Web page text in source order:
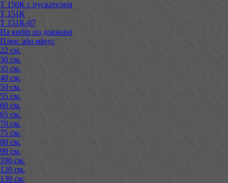
Т 150К с пускателем
Т 151К
Т 151К-07
На вибір по довжині
Плюс або мінус
22 см.
30 см.
35 см.
40 см.
50 см.
55 см.
60 см.
65 см.
70 см.
75 см.
80 см.
90 см.
100 см.
120 см.
130 см.